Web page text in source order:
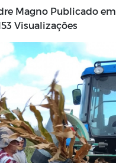
Magno Publicado em
Visualizações